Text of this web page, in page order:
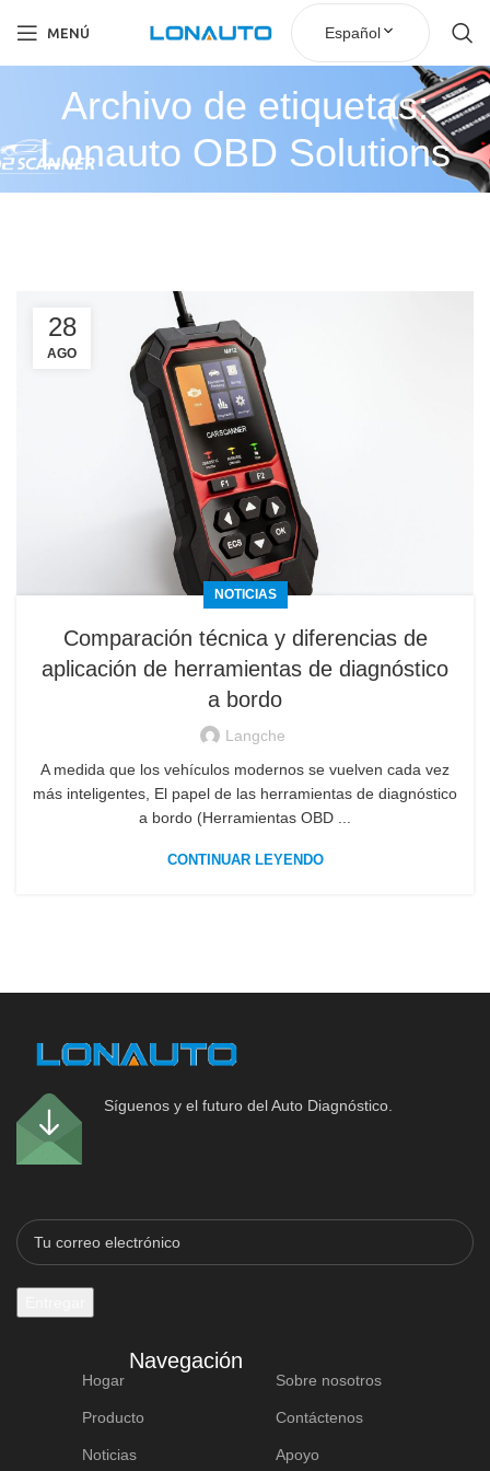
MENÚ Español
Archivo de etiquetas:
Lonauto OBD Solutions
28
AGO
NOTICIAS
Comparación técnica y diferencias de
aplicación de herramientas de diagnóstico
a bordo
Langche
A medida que los vehículos modernos se vuelven cada vez
más inteligentes, El papel de las herramientas de diagnóstico
a bordo (Herramientas OBD ...
CONTINUAR LEYENDO
Síguenos y el futuro del Auto Diagnóstico.
Navegación
Hogar
Producto
Noticias
Sobre nosotros
Contáctenos
Apoyo